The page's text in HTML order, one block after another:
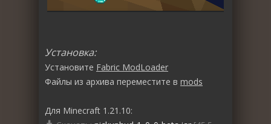
Установка:
Установите Fabric ModLoader
Файлы из архива переместите в mods
Для Minecraft 1.21.10: